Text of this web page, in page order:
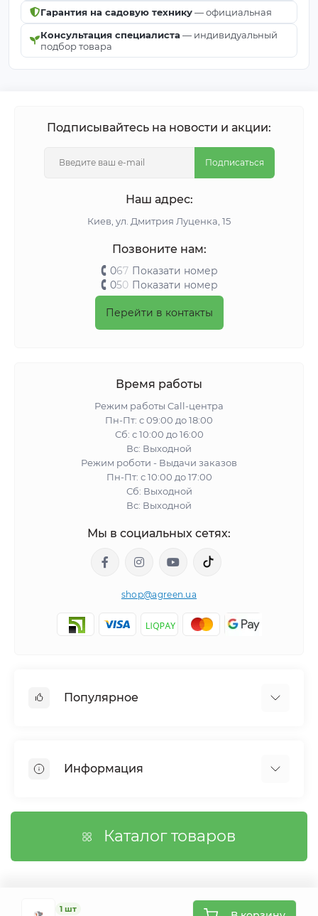
Гарантия на садовую технику— официальная
Консультация специалиста — индивидуальный
подбор товара
1 шт
Подписывайтесь на новости и акции:
Подписаться
Наш адрес:
Киeв, ул. Дмитрия Луценка, 15
Позвоните нам:
067 Показати номер
050 Показати номер
Перейти в контакты
Время работы
Режим работы Call-центра
Пн-Пт: с 09:00 до 18:00
Сб: с 10:00 до 16:00
Вс: Выходной
Режим роботи - Выдачи заказов
Пн-Пт: с 10:00 до 17:00
Сб: Выходной
Вс: Выходной
Мы в социальных сетях:
shop@agreen.ua
Популярное
Сетка шпалерная
Сетка затеняющая
Информация
Связаться с нами
Каталог товаров